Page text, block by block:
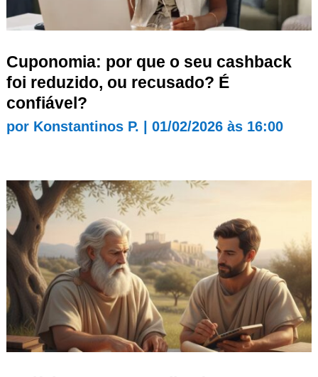
Cuponomia: por que o seu cashback
foi reduzido, ou recusado? É
confiável?
por Konstantinos P. 01/02/2026 às 16:00